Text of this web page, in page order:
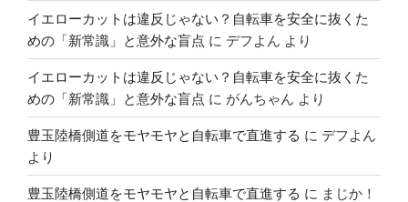
イエローカットは違反じゃない？自転車を安全に抜くた
めの「新常識」と意外な盲点 に デフよん より
イエローカットは違反じゃない？自転車を安全に抜くた
めの「新常識」と意外な盲点 に がんちゃん より
豊玉陸橋側道をモヤモヤと自転車で直進する に デフよん
より
豊玉陸橋側道をモヤモヤと自転車で直進する に まじか！